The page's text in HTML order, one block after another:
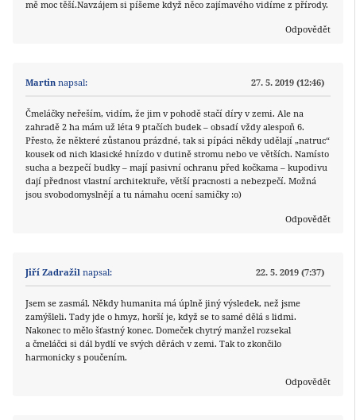
mě moc těší.Navzájem si píšeme když něco zajímavého vidíme z přírody.
Odpovědět
Martin napsal: 27. 5. 2019 (12:46)
Čmeláčky neřeším, vidím, že jim v pohodě stačí díry v zemi. Ale na
zahradě 2 ha mám už léta 9 ptačích budek – obsadí vždy alespoň 6.
Přesto, že některé zůstanou prázdné, tak si pípáci někdy udělají „natruc“
kousek od nich klasické hnízdo v dutině stromu nebo ve větších. Namísto
sucha a bezpečí budky – mají pasivní ochranu před kočkama – kupodivu
dají přednost vlastní architektuře, větší pracnosti a nebezpečí. Možná
jsou svobodomyslnějí a tu námahu ocení samičky :o)
Odpovědět
Jiří Zadražil napsal: 22. 5. 2019 (7:37)
Jsem se zasmál. Někdy humanita má úplně jiný výsledek, než jsme
zamýšleli. Tady jde o hmyz, horší je, když se to samé dělá s lidmi.
Nakonec to mělo šťastný konec. Domeček chytrý manžel rozsekal
a čmeláčci si dál bydlí ve svých děrách v zemi. Tak to zkončilo
harmonicky s poučením.
Odpovědět